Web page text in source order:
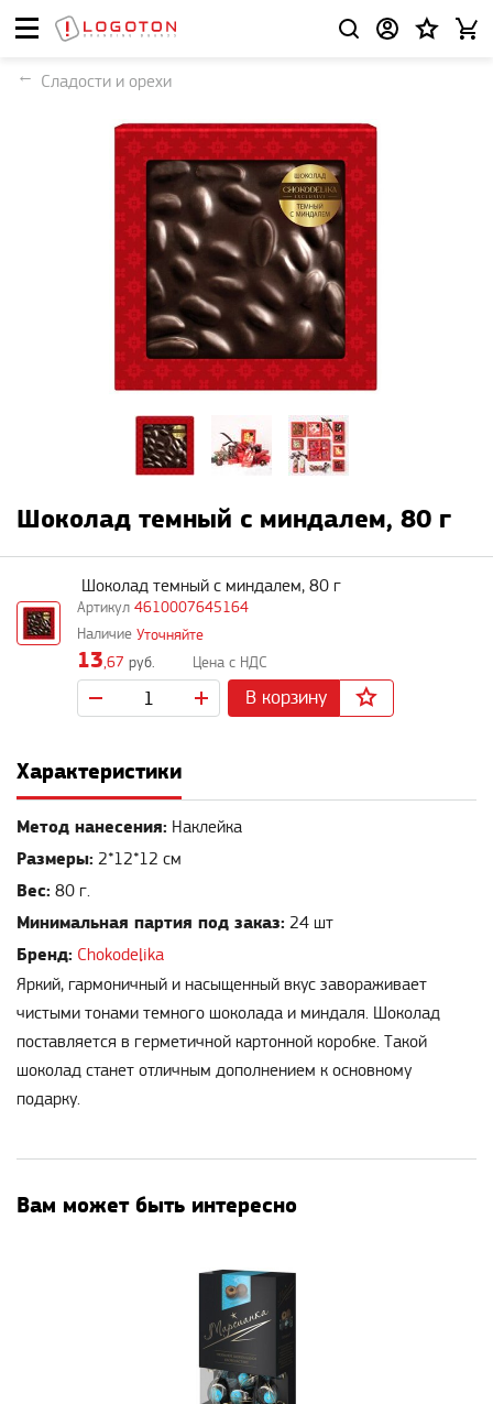
Сладости и орехи
Шоколад темный с миндалем, 80 г
4610007645164
Шоколад темный с миндалем, 80 г
Уточняйте
13,67 руб.
В корзину
Характеристики
Метод нанесения: Наклейка
Размеры: 2*12*12 см
Вес: 80 г.
Минимальная партия под заказ: 24 шт
Бренд: Chokodelika
Яркий, гармоничный и насыщенный вкус завораживает
чистыми тонами темного шоколада и миндаля. Шоколад
поставляется в герметичной картонной коробке. Такой
шоколад станет отличным дополнением к основному
подарку.
Вам может быть интересно